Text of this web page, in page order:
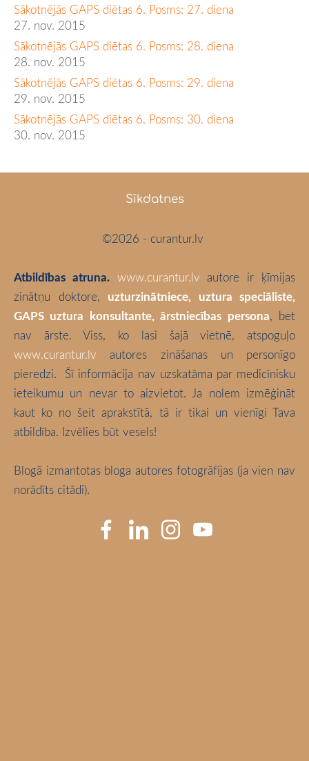
Sākotnējās GAPS diētas 6. Posms: 27. diena
27. nov. 2015
Sākotnējās GAPS diētas 6. Posms: 28. diena
28. nov. 2015
Sākotnējās GAPS diētas 6. Posms: 29. diena
29. nov. 2015
Sākotnējās GAPS diētas 6. Posms: 30. diena
30. nov. 2015
Sīkdatnes
©2026 - curantur.lv
Atbildības atruna. www.curantur.lv autore ir ķīmijas
zinātņu doktore, uzturzinātniece, uztura speciāliste,
GAPS uztura konsultante, ārstniecības persona, bet
nav ārste. Viss, ko lasi šajā vietnē, atspoguļo
www.curantur.lv autores zināšanas un personīgo
pieredzi. Šī informācija nav uzskatāma par medicīnisku
ieteikumu un nevar to aizvietot. Ja nolem izmēģināt
kaut ko no šeit aprakstītā, tā ir tikai un vienīgi Tava
atbildība. Izvēlies būt vesels!
Blogā izmantotas bloga autores fotogrāfijas (ja vien nav
norādīts citādi).